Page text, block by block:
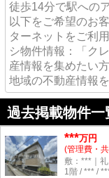
徒歩14分で駅への
以下をご希望のお
ターネットをご利
シ物件情報：「ク
産情報を集めたい
地域の不動産情報
過去掲載物件一
***万円
(管理費・
敷：***｜
1階 / *** /